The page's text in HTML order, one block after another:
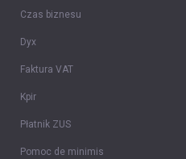
Czas biznesu
Dyx
Faktura VAT
Kpir
Płatnik ZUS
Pomoc de minimis